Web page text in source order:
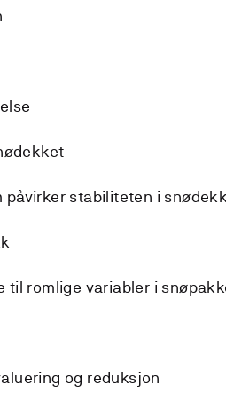
påvirker stabiliteten i
til romlige variabler i
og reduksjon